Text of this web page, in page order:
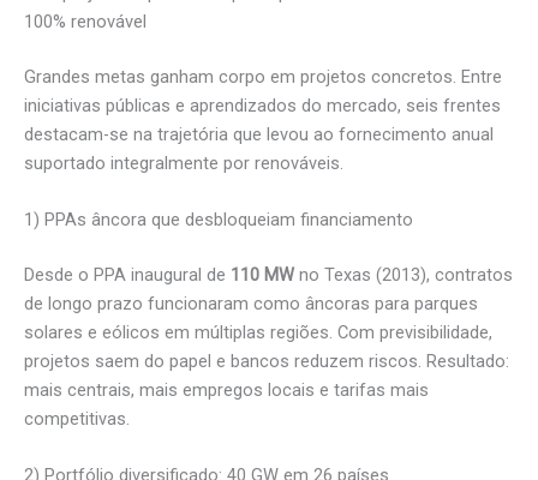
100% renovável
Grandes metas ganham corpo em projetos concretos. Entre
iniciativas públicas e aprendizados do mercado, seis frentes
destacam-se na trajetória que levou ao fornecimento anual
suportado integralmente por renováveis.
1) PPAs âncora que desbloqueiam financiamento
Desde o PPA inaugural de 110 MW no Texas (2013), contratos
de longo prazo funcionaram como âncoras para parques
solares e eólicos em múltiplas regiões. Com previsibilidade,
projetos saem do papel e bancos reduzem riscos. Resultado:
mais centrais, mais empregos locais e tarifas mais
competitivas.
2) Portfólio diversificado: 40 GW em 26 países